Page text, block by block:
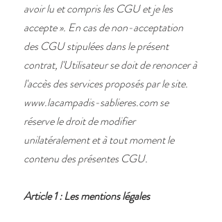
avoir lu et compris les CGU et je les
accepte ». En cas de non-acceptation
des CGU stipulées dans le présent
contrat, l'Utilisateur se doit de renoncer à
l'accès des services proposés par le site.
www.lacampadis-sablieres.comse
réserve le droit de modifier
unilatéralement et à tout moment le
contenu des présentes CGU.
Article 1 : Les mentions légales